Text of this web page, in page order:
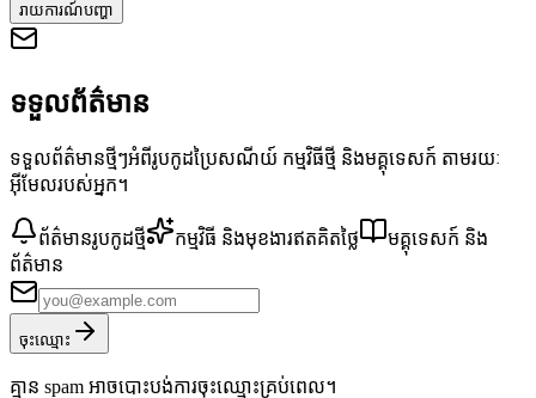
រាយការណ៍បញ្ហា
ទទួលព័ត៌មាន
ទទួលព័ត៌មានថ្មីៗអំពីរូបកូដប្រៃសណីយ៍ កម្មវិធីថ្មី និងមគ្គុទេសក៍ តាមរយៈ
អ៊ីមែលរបស់អ្នក។
ព័ត៌មានរូបកូដថ្មី កម្មវិធី និងមុខងារឥតគិតថ្លៃ
មគ្គុទេសក៍ និង
ព័ត៌មាន
ចុះឈ្មោះ
គ្មាន spam អាចបោះបង់ការចុះឈ្មោះគ្រប់ពេល។